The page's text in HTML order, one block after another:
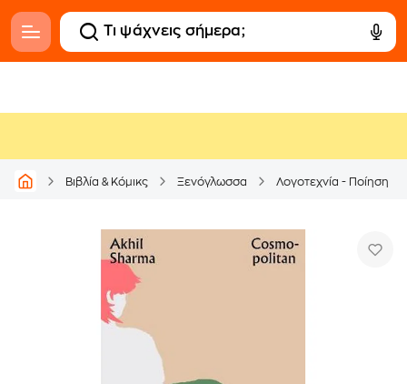
Βιβλία & Κόμικς Ξενόγλωσσα Λογοτεχνία - Ποίηση